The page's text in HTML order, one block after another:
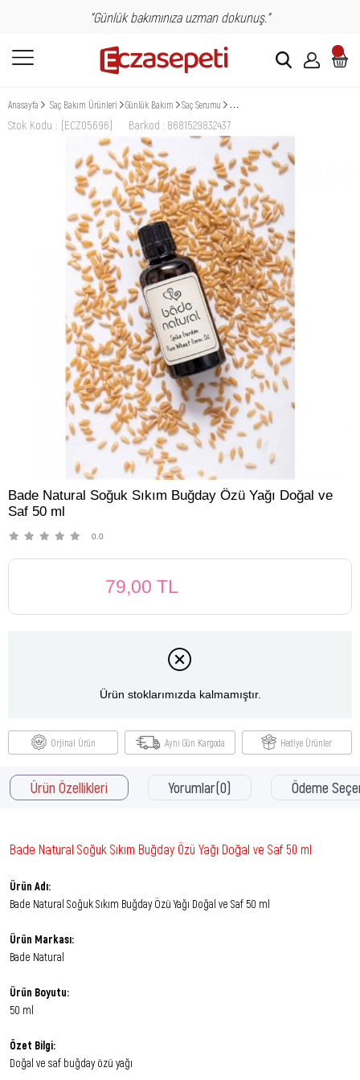
"Günlük bakımınıza uzman dokunuş."
Anasayfa Saç Bakım Ürünleri Günlük Bakım Saç Serumu Bade Natural Soğuk Sıkım Buğday
Stok Kodu (ECZ05696) Barkod : 8681529832437
Bade Natural Soğuk Sıkım Buğday Özü Yağı Doğal ve
Saf 50 ml
0.0
79,00 TL
Ürün stoklarımızda kalmamıştır.
Orjinal Ürün Aynı Gün Kargoda Hediye Ürünler
Ürün Özellikleri Yorumlar(0) Ödeme
Bade Natural Soğuk Sıkım Buğday Özü Yağı Doğal ve Saf 50 ml
Ürün Adı:
Bade Natural Soğuk Sıkım Buğday Özü Yağı Doğal ve Saf 50 ml
Ürün Markası:
Bade Natural
Ürün Boyutu:
50 ml
Özet Bilgi:
Doğal ve saf buğday özü yağı